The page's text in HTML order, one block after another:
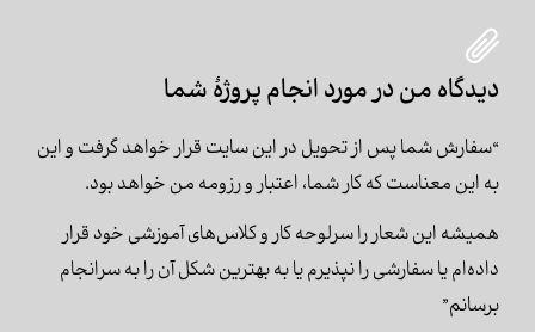
دیدگاه من در مورد انجام پروژۀ شما
“سفارش شما پس از تحویل در این سایت قرار خواهد گرفت و این
به این معناست که کار شما، اعتبار و رزومه من خواهد بود.
همیشه این شعار را سرلوحه کار و کلاس‌های آموزشی خود قرار
داده‌ام یا سفارشی را نپذیرم یا به بهترین شکل آن را به سرانجام
برسانم”